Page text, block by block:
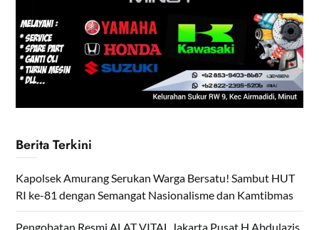
Berita Terkini
Kapolsek Amurang Serukan Warga Bersatu! Sambut HUT
RI ke-81 dengan Semangat Nasionalisme dan Kamtibmas
Pengobatan Resmi ALAT VITAL Jakarta Pusat H.Abdulazis